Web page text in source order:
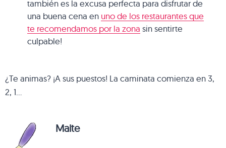
también es la excusa perfecta para disfrutar de
una buena cena en uno de los restaurantes que
te recomendamos por la zona sin sentirte
culpable!
¿Te animas? ¡A sus puestos! La caminata comienza en 3,
2, 1…
Maite